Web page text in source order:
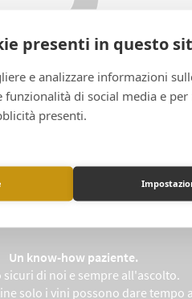
presenti in questo
e analizzare informazioni
di social media e
presenti.
lavoro scrupoloso ed esigente.
delle nostre scelte, dal
Un know-how paziente.
sicuri di noi e sempre all'ascolto.
solo i vini possono dare tempo